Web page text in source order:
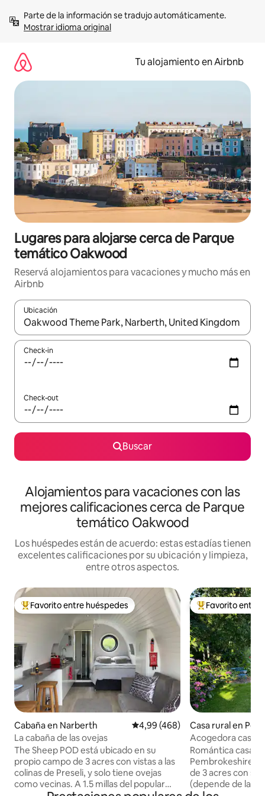
contenidoMostrar idioma original
Tu alojamiento en Airbnb
Lugares para alojarse cerca de Parque
temático Oakwood
Reservá alojamientos para vacaciones y mucho más en
Airbnb
Ubicación
Cuando los resultados estén disponibles, navegá con las
Check-in
Check-out
Buscar
Alojamientos para vacaciones con las
mejores calificaciones cerca de Parque
temático Oakwood
Los huéspedes están de acuerdo: estas estadías tienen
excelentes calificaciones por su ubicación y limpieza,
entre otros aspectos.
Favorito entre los huéspedes más destacados
Favorito entre huéspedes
Cabaña en Narberth Calificación promedio: 4,99 de
4,99 (468)
La cabaña de las ovejas
The Sheep POD está ubicado en su
propio campo de 3 acres con vistas a las
colinas de Preseli, y solo tiene ovejas
como vecinas. A 1.5 millas del popular
Favorito entre
Favorito entre
Casa rural en
e
Acogedora casa
terreno idílico de
Romántica casa
Pembrokeshire
de 3 acres con
(depende de la